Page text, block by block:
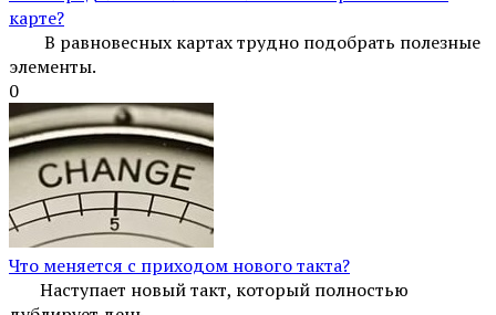
карте?
В равновесных картах трудно подобрать полезные
элементы.
0
Что меняется с приходом нового такта?
Наступает новый такт, который полностью